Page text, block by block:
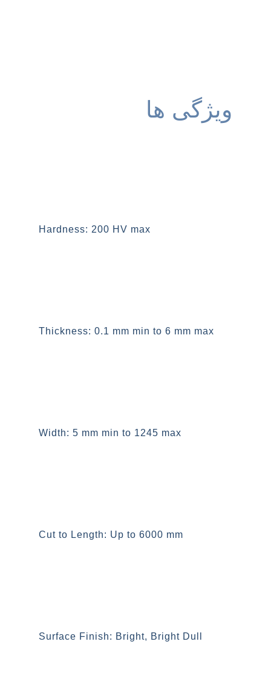
ویژگی ها
Hardness: 200 HV max
Thickness: 0.1 mm min to 6 mm max
Width: 5 mm min to 1245 max
Cut to Length: Up to 6000 mm
Surface Finish: Bright, Bright Dull